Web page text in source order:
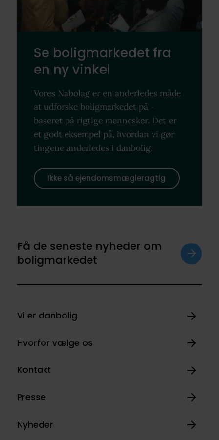
Se boligmarkedet fra
en ny vinkel
Vores Nabolag er en anderledes måde
at udforske boligmarkedet på -
baseret på rigtige mennesker. Det er
et godt eksempel på, hvordan vi gør
tingene anderledes i danbolig.
Ikke så ejendomsmægleragtig
Få de seneste nyheder om
boligmarkedet
Vi er danbolig
Hvorfor vælge os
Kontakt
Presse
Nyheder